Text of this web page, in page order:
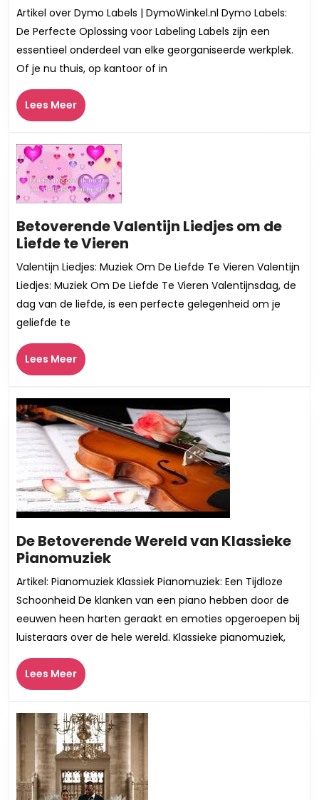
Vinyl24.nl!
jouw
perfecte
labeloplossing
bij
DymoWinkel.nl
–
dé
specialist
in
Dymo
labels!
Artikel over Dymo Labels | DymoWinkel.nl Dymo Labels:
De Perfecte Oplossing voor Labeling Labels zijn een
essentieel onderdeel van elke georganiseerde werkplek.
Of je nu thuis, op kantoor of in
Lees MeerLees
Meer
Betoverende Valentijn Liedjes om de
Liefde te Vieren
Valentijn
Liedjes
om
de
Valentijn Liedjes: Muziek Om De Liefde Te Vieren Valentijn
Liedjes: Muziek Om De Liefde Te Vieren Valentijnsdag, de
dag van de liefde, is een perfecte gelegenheid om je
geliefde te
Lees MeerLees
Meer
De Betoverende Wereld van Klassieke
PianomuziekDe
Betoverende
Wereld
van
Klassieke
Pianomuziek
Artikel: Pianomuziek Klassiek Pianomuziek: Een Tijdloze
Schoonheid De klanken van een piano hebben door de
eeuwen heen harten geraakt en emoties opgeroepen bij
luisteraars over de hele wereld. Klassieke pianomuziek,
Lees MeerLees
Meer